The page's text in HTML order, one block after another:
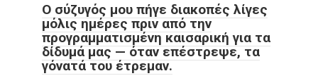
Ο σύζυγός μου πήγε διακοπές λίγες
μόλις ημέρες πριν από την
προγραμματισμένη καισαρική για τα
δίδυμά μας — όταν επέστρεψε, τα
γόνατά του έτρεμαν.